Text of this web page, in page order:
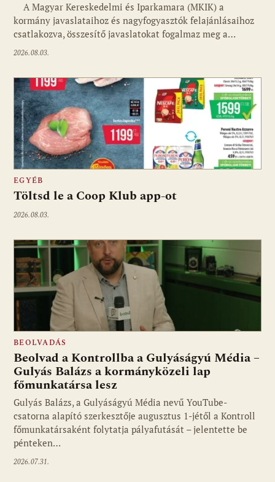
A Magyar Kereskedelmi és Iparkamara (MKIK) a
kormány javaslataihoz és nagyfogyasztók felajánlásaihoz
csatlakozva, összesítő javaslatokat fogalmaz meg a…
2026.08.03.
EGYÉB
Töltsd le a Coop Klub app-ot
2026.08.03.
BEOLVADÁS
Beolvad a Kontrollba a Gulyáságyú Média –
Gulyás Balázs a kormányközeli lap
főmunkatársa lesz
Gulyás Balázs, a Gulyáságyú Média nevű YouTube-
csatorna alapító szerkesztője augusztus 1-jétől a Kontroll
főmunkatársaként folytatja pályafutását – jelentette be
pénteken…
2026.07.31.